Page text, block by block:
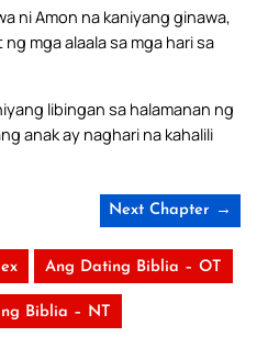
ni Amon na kaniyang ginawa,
mga alaala sa mga hari sa
libingan sa halamanan ng
anak ay naghari na kahalili
Next Chapter →
Ang Dating Biblia – OT
Biblia – NT